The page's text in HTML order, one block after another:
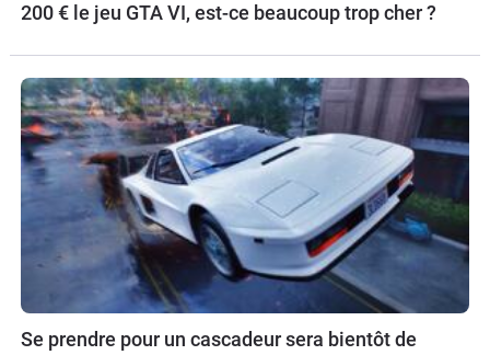
200 € le jeu GTA VI, est-ce beaucoup trop cher ?
Se prendre pour un cascadeur sera bientôt de